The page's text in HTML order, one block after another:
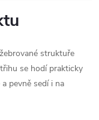
struktuře
se hodí prakticky
pevně sedí i na